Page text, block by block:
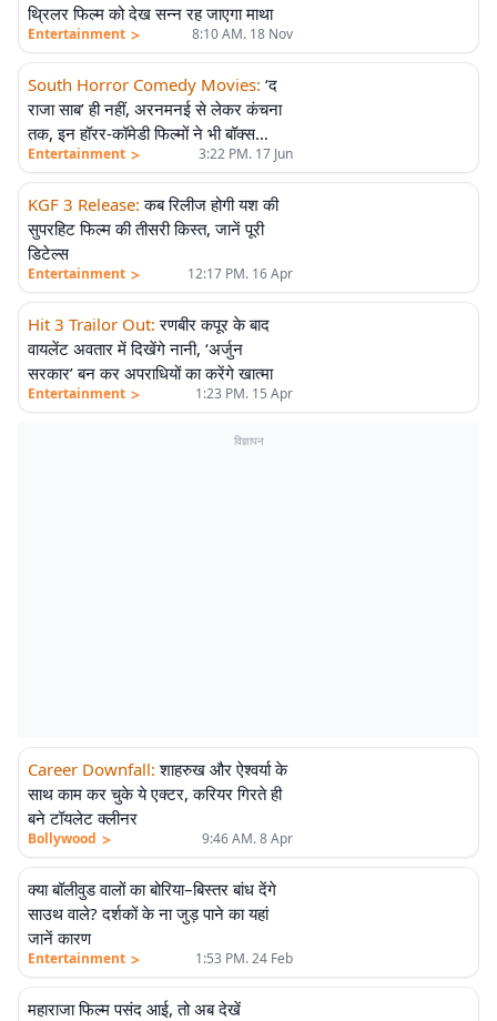
थ्रिलर फिल्म को देख सन्न रह जाएगा माथा
Entertainment > 8:10 AM. 18 Nov
South Horror Comedy Movies: ‘द
राजा साब’ ही नहीं, अरनमनई से लेकर कंचना
तक, इन हॉरर-कॉमेडी फिल्मों ने भी बॉक्स
ऑफिस पर किया धमाल
Entertainment > 3:22 PM. 17 Jun
KGF 3 Release: कब रिलीज होगी यश की
सुपरहिट फिल्म की तीसरी किस्त, जानें पूरी
डिटेल्स
Entertainment > 12:17 PM. 16 Apr
Hit 3 Trailor Out: रणबीर कपूर के बाद
वायलेंट अवतार में दिखेंगे नानी, ‘अर्जुन
सरकार’ बन कर अपराधियों का करेंगे खात्मा
Entertainment > 1:23 PM. 15 Apr
विज्ञापन
Career Downfall: शाहरुख और ऐश्वर्या के
साथ काम कर चुके ये एक्टर, करियर गिरते ही
बने टॉयलेट क्लीनर
Bollywood > 9:46 AM. 8 Apr
क्या बॉलीवुड वालों का बोरिया–बिस्तर बांध देंगे
साउथ वाले? दर्शकों के ना जुड़ पाने का यहां
जानें कारण
Entertainment > 1:53 PM. 24 Feb
महाराजा फिल्म पसंद आई, तो अब देखें